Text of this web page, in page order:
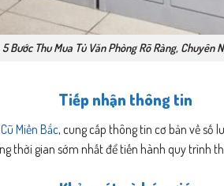
5 Bước Thu Mua Tủ Văn Phòng Rõ Ràng, Chuyên
Tiếp nhận thông tin
Miền Bắc, cung cấp thông tin cơ bản về số
thời gian sớm nhất để tiến hành quy trình